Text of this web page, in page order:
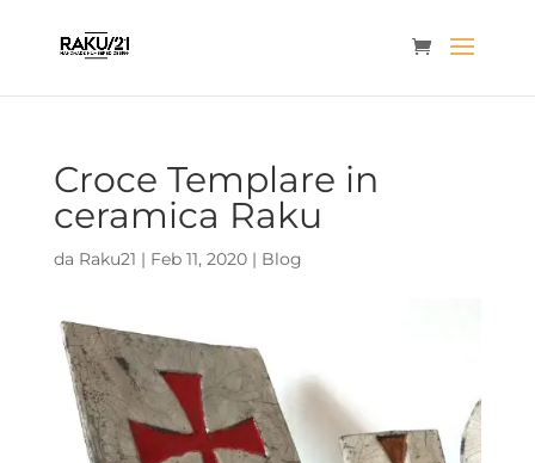
Croce Templare in
ceramica Raku
da Raku21 | Feb 11, 2020| Blog